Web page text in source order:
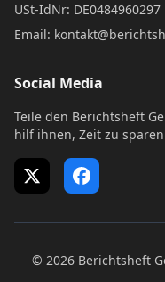
USt-IdNr: DE0484960297
Email:
Social Media
Teile den Berichtsheft
hilf ihnen, Zeit zu
X (Twitter)Facebook
© 2026 Berichtsheft